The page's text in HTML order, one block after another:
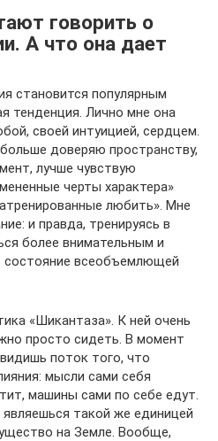
говорить о
А что она дает
становится популярным
тенденция. Лично мне она
своей интуицией, сердцем.
доверяю пространству,
лучше чувствую
черты характера»
любить». Мне
и правда, тренируясь в
более внимательным и
всеобъемлющей
«Шикантаза». К ней очень
просто сидеть. В момент
поток того, что
мысли сами себя
машины сами по себе едут.
такой же единицей
на Земле. Вообще,